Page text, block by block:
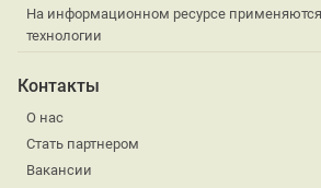
На информационном ресурсе
технологии
Контакты
О нас
Стать партнером
Вакансии